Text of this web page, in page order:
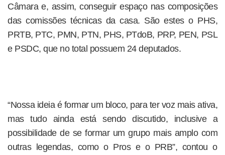
Câmara e, assim, conseguir espaço nas composições
das comissões técnicas da casa. São estes o PHS,
PRTB, PTC, PMN, PTN, PHS, PTdoB, PRP, PEN, PSL
e PSDC, que no total possuem 24 deputados.
“Nossa ideia é formar um bloco, para ter voz mais ativa,
mas tudo ainda está sendo discutido, inclusive a
possibilidade de se formar um grupo mais amplo com
outras legendas, como o Pros e o PRB”, contou o